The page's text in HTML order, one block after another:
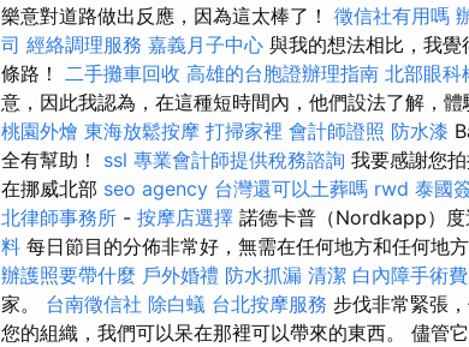
樂意對道路做出反應，因為這太棒了！ 徵信社有用嗎
司 經絡調理服務 嘉義月子中心 與我的想法相比，我
條路！ 二手攤車回收 高雄的台胞證辦理指南 北部眼科
意，因此我認為，在這種短時間內，他們設法了解，
桃園外燴 東海放鬆按摩 打掃家裡 會計師證照 防水漆
全有幫助！ ssl 專業會計師提供稅務諮詢 我要感謝您
在挪威北部 seo agency 台灣還可以土葬嗎 rwd 泰國
北律師事務所 - 按摩店選擇 諾德卡普（Nordkapp）度
料 每日節目的分佈非常好，無需在任何地方和任何地
辦護照要帶什麼 戶外婚禮 防水抓漏 清潔 白內障手術
家。 台南徵信社 除白蟻 台北按摩服務 步伐非常緊張
您的組織，我們可以呆在那裡可以帶來的東西。 儘管